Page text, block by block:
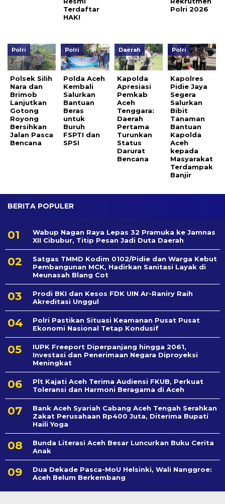
Terdaftar
HAKI
Polri 2026
Polri
Polsek Silih
Nara dan
Brimob
Lanjutkan
Gotong
Royong
Bersihkan
Jalan Pasca
Bencana
Polri
Polda Aceh
Kembali
Salurkan
Bantuan
Beras
untuk
Buruh
FSPTI dan
SPSI
Daerah
Kapolda
Apresiasi
Pemkab
Aceh
Tenggara:
Daerah
Pertama
Turunkan
Status
Darurat
Bencana
Polri
Kapolres
Pidie Jaya
Segera
Salurkan
Bibit
Tanaman
Bantuan
Kapolda
Aceh
kepada
Masyarakat
Terdampak
Banjir
BERITA POPULER
Wabup Nagan Raya Lepas 32 Pramuka ke Jamnas
XII Cibubur, Titip Pesan Jadi Duta Daerah
Satgas TMMD Kodim 0102/Pidie dan Warga Kebut
Pembangunan MCK, Hadirkan Sanitasi Layak di
Meunasah Blang Cot
Prodi BKI dan Kesos FDK UIN Ar-Raniry Raih
Akreditasi Unggul
Polri Pastikan Situasi Keamanan Pusat Pusat
Ekonomi Nasional Tetap Kondusif
IUPK Freeport Diperpanjang hingga 2061,
Investasi dan Penerimaan Negara Diproyeksi
Meningkat
Plt Kajati Aceh Terima Audiensi FKUB, Perkuat
Toleransi dan Harmoni Beragama di Aceh
Bank Aceh Syariah Cabang Aceh Tengah Serahkan
Zakat Perusahaan Rp400 Juta, Diterima Bupati
Haili Yoga
Bunda Literasi Aceh Besar Luncurkan Buku Cerita
Anak
Dua Dekade Pasca-MoU Helsinki, Wali Nanggroe:
Aceh Belum Berkembang